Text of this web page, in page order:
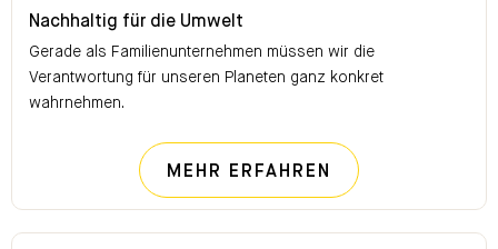
Nachhaltig für die Umwelt
Gerade als Familienunternehmen müssen wir die
Verantwortung für unseren Planeten ganz konkret
wahrnehmen.
MEHR ERFAHREN NACHHALTIG